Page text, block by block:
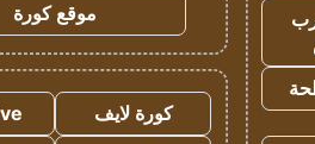
موقع كورة
كورة لايف